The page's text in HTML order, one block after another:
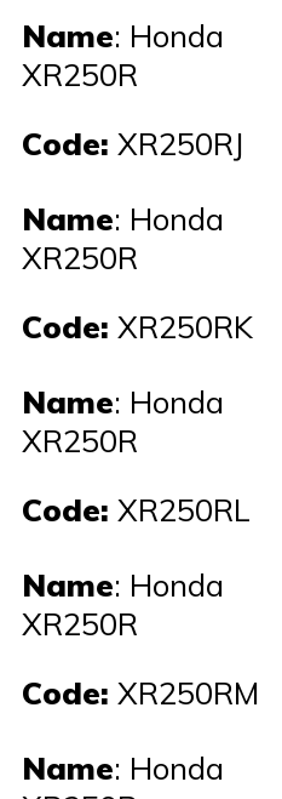
Name: Honda
XR250R
Code: XR250RJ
Name: Honda
XR250R
Code: XR250RK
Name: Honda
XR250R
Code: XR250RL
Name: Honda
XR250R
Code: XR250RM
Name: Honda